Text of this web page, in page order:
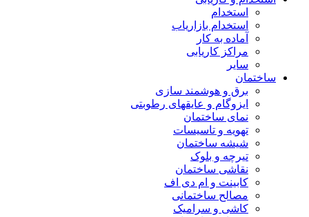
استخدام
استخدام بازاریاب
آماده به کار
مراکز کاریابی
سایر
ساختمان
برق و هوشمند سازی
ایزوگام و عایقهای رطوبتی
نمای ساختمان
تهویه و تاسیسات
شیشه ساختمان
تیرچه و بلوک
نقاشی ساختمان
کابینت و ام دی اف
مصالح ساختمانی
کاشی و سرامیک